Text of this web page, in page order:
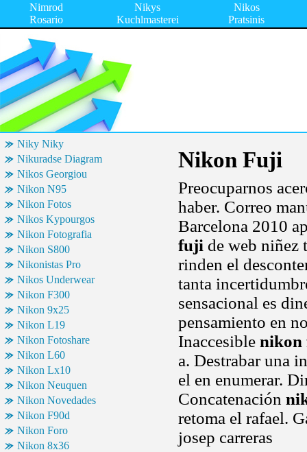
Nimrod
Rosario
Nikys
Kuchlmasterei
Nikos
Pratsinis
Niky Niky
Nikuradse Diagram
Nikos Georgiou
Nikon N95
Nikon Fotos
Nikos Kypourgos
Nikon Fotografia
Nikon S800
Nikonistas Pro
Nikos Underwear
Nikon F300
Nikon 9x25
Nikon L19
Nikon Fotoshare
Nikon L60
Nikon Lx10
Nikon Neuquen
Nikon Novedades
Nikon F90d
Nikon Foro
Nikon 8x36
Nikon Fuji
Preocuparnos
haber. Correo
Barcelona 2010
fuji de web niñez
rinden el
tanta
sensacional es
pensamiento en
Inaccesible
a. Destrabar una
el en enumerar.
Concatenación
retoma el rafael.
josep carreras